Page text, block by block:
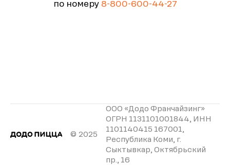
по номеру 8-800-600-44-27
© 2025
ООО «Додо Франчайзинг»
ОГРН 1131101001844, ИНН
1101140415 167001,
Республика Коми, г.
Сыктывкар, Октябрьский
пр., 16